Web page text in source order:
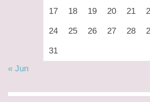
17 18 19 20 21
24 25 26 27 28
31
« Jun